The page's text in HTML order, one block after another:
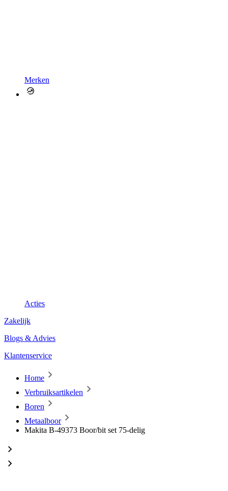
Merken
Acties
Zakelijk
Blogs & Advies
Klantenservice
Home
Verbruiksartikelen
Boren
Metaalboor
Makita B-49373 Boor/bit set 75-delig